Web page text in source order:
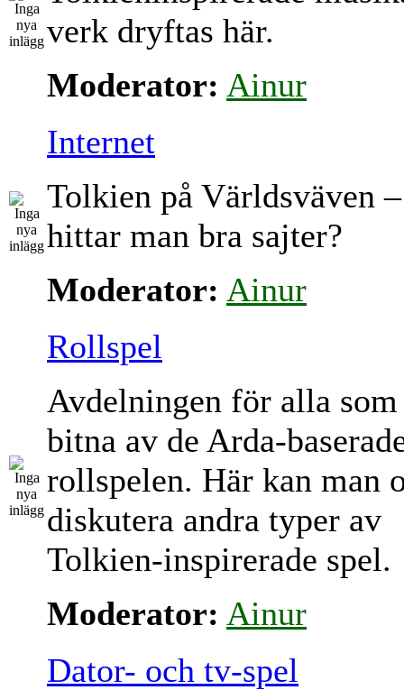
verk dryftas här.
Moderator: Ainur
Internet
Tolkien på Världsväven
hittar man bra sajter?
Moderator: Ainur
Rollspel
Avdelningen för alla
bitna av de Arda-
rollspelen. Här kan man
diskutera andra typer av
Tolkien-inspirerade spel.
Moderator: Ainur
Dator- och tv-spel